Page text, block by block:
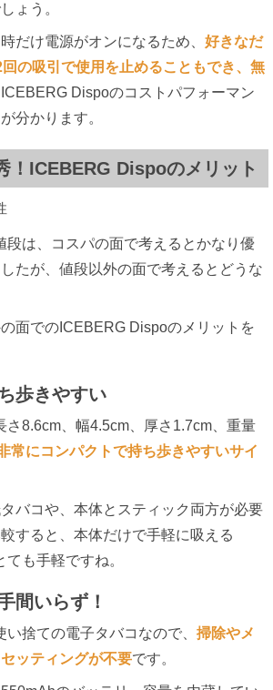
ょう。
だけ電源がオンになるため、 好きなだ
の吸引で使用を止めることもでき、無
Dispoのコストパフォーマン
分かります。
！ICEBERG Dispoのメリット
段は、コスパの面で考えるとかなり優
たが、値段以外の面で考えるとどうな
面でのICEBERG Dispoのメリットを
歩きやすい
さ8.6cm、幅4.5cm、厚さ1.7cm、重量
常にコンパクトで持ち歩きやすいサイ
バコや、本体とスティック両方が必要
すると、本体だけで手軽に吸える
も手軽ですね。
間いらず！
捨ての電子タバコなので、 掃除やメ
ッティングが不要です。